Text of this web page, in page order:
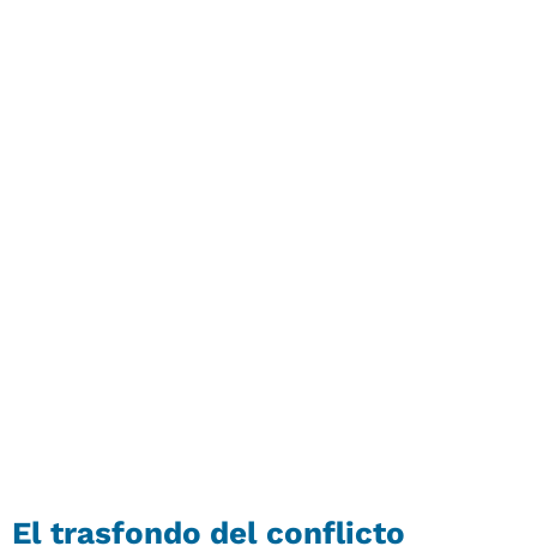
El trasfondo del conflicto